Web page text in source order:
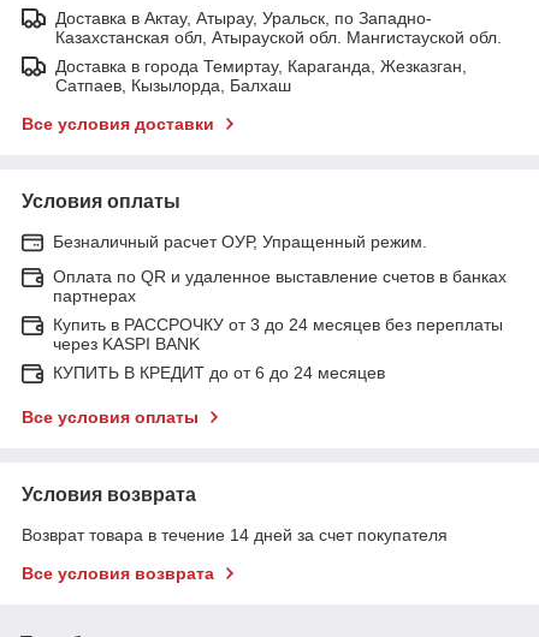
Доставка в Актау, Атырау, Уральск, по Западно-
Казахстанская обл, Атырауской обл. Мангистауской обл.
Доставка в города Темиртау, Караганда, Жезказган,
Сатпаев, Кызылорда, Балхаш
Все условия доставки
Условия оплаты
Безналичный расчет ОУР, Упращенный режим.
Оплата по QR и удаленное выставление счетов в банках
партнерах
Купить в РАССРОЧКУ от 3 до 24 месяцев без переплаты
через KASPI BANK
КУПИТЬ В КРЕДИТ до от 6 до 24 месяцев
Все условия оплаты
Условия возврата
Возврат товара в течение 14 дней за счет покупателя
Все условия возврата